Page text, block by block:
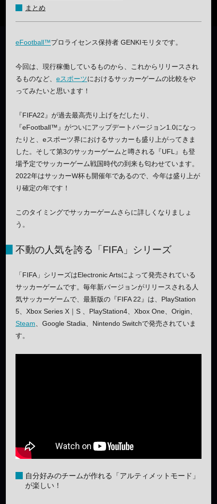
まとめ
eFootball™プロライセンス保持者 GENKIモリタです。
今回は、現行稼働しているものから、これからリリースされ
るものなど、 eスポーツにおけるサッカーゲームの比較をや
ってみたいと思います！
『FIFA22』が過去最高売り上げをだしたり、
『eFootball™』がついにアップデートバージョン1.0になっ
たりと、eスポーツ界におけるサッカーも盛り上がってきま
した。そして第3のサッカーゲームと噂される『UFL』も登
場予定でサッカーゲーム戦国時代の到来も匂わせています。
2022年はサッカーW杯も開催年であるので、今年は盛り上が
り確定の年です！
このタイミングでサッカーゲームさらに詳しくなりましょ
う。
不動の人気を誇る「FIFA」シリーズ
「FIFA」シリーズはElectronic Artsによって発売されている
サッカーゲームです。毎年新バージョンがリリースされる人
気サッカーゲームで、最新版の『FIFA 22』は、PlayStation
5、Xbox Series X｜S 、PlayStation4、Xbox One、Origin、
Steam 、Google Stadia、Nintendo Switchで発売されていま
す。
自分好みのチームが作れる「アルティメットモード」
が楽しい！